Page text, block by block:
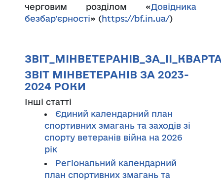
черговим розділом «Довідника
безбар’єрності» (https://bf.in.ua/)
ЗВІТ МІНВЕТЕРАНІВ ЗА 2023-
2024 РОКИ
Інші статті
Єдиний календарний план
спортивних змагань та заходів зі
спорту ветеранів війна на 2026
рік
Регіональний календарний
план спортивних змагань та